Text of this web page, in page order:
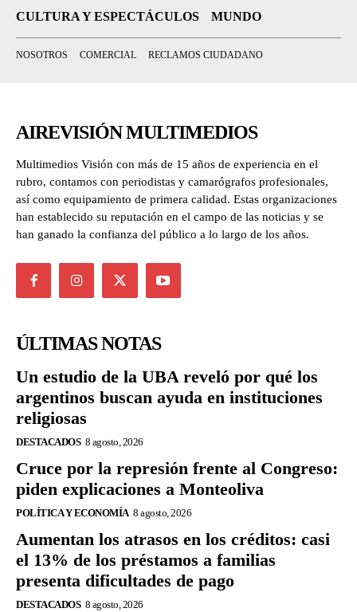
CULTURA Y ESPECTÁCULOS
MUNDO
NOSOTROS COMERCIAL RECLAMOS CIUDADANO
AIREVISIÓN MULTIMEDIOS
Multimedios Visión con más de 15 años de experiencia en el
rubro, contamos con periodistas y camarógrafos profesionales,
así como equipamiento de primera calidad. Estas organizaciones
han establecido su reputación en el campo de las noticias y se
han ganado la confianza del público a lo largo de los años.
ÚLTIMAS NOTAS
Un estudio de la UBA reveló por qué los
argentinos buscan ayuda en instituciones
religiosas
DESTACADOS 8 agosto, 2026
Cruce por la represión frente al Congreso:
piden explicaciones a Monteoliva
POLÍTICA Y ECONOMÍA 8 agosto, 2026
Aumentan los atrasos en los créditos: casi
el 13% de los préstamos a familias
presenta dificultades de pago
DESTACADOS 8 agosto, 2026